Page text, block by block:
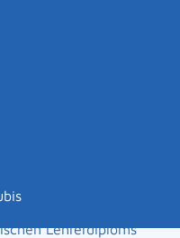
der Hochschule
melden
Stiftung
beantragen
oder
nach
Lehrerdiploms